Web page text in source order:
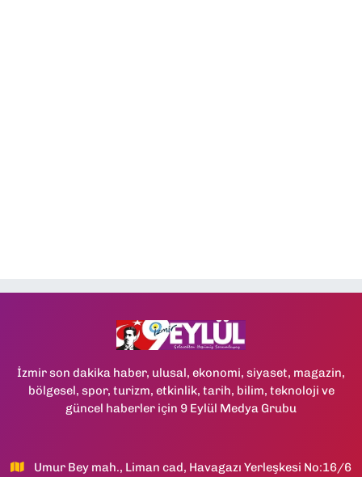
İzmir son dakika haber, ulusal, ekonomi, siyaset, magazin,
bölgesel, spor, turizm, etkinlik, tarih, bilim, teknoloji ve
güncel haberler için 9 Eylül Medya Grubu
Umur Bey mah., Liman cad, Havagazı Yerleşkesi No:16/6